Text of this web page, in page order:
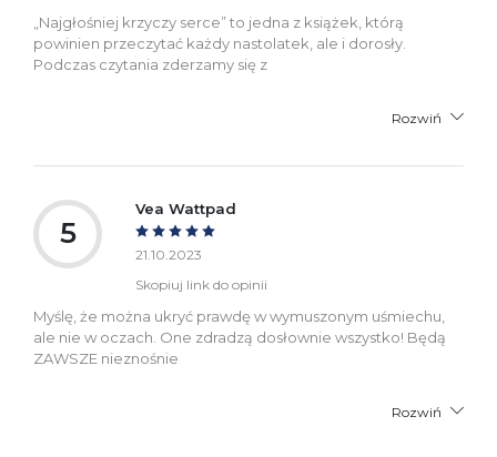
„Najgłośniej krzyczy serce” to jedna z książek, którą
powinien przeczytać każdy nastolatek, ale i dorosły.
Podczas czytania zderzamy się z
Rozwiń
5
Vea Wattpad
21.10.2023
Skopiuj link do opinii
Myślę, że można ukryć prawdę w wymuszonym uśmiechu,
ale nie w oczach. One zdradzą dosłownie wszystko! Będą
ZAWSZE nieznośnie
Rozwiń